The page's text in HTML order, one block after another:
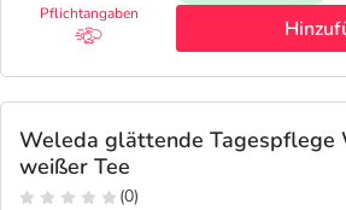
Pflichtangaben
Weleda glättende Tagespflege
weißer Tee
(0)